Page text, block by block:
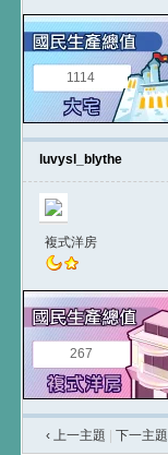
1114
luvysl_blythe
複式洋房
267
‹ 上一主題 下一主題